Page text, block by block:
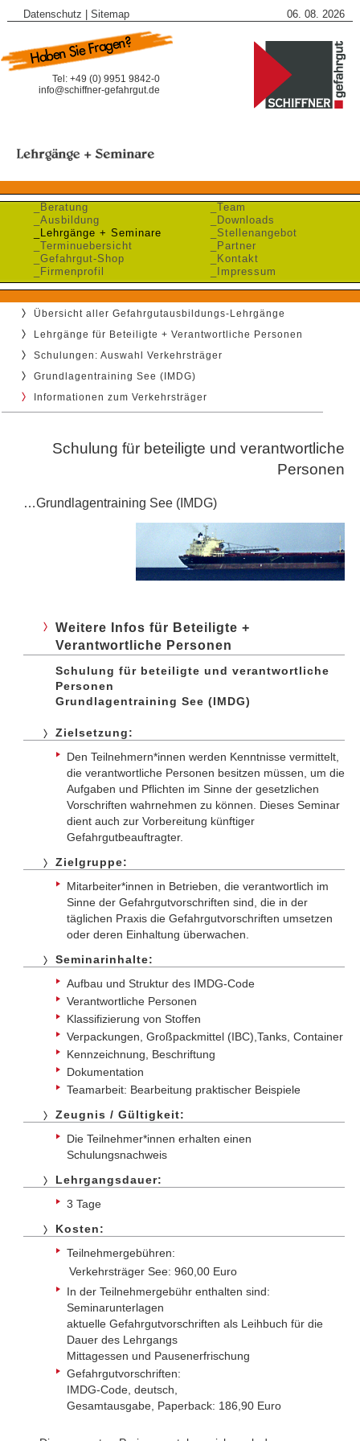
06. 08. 2026
Datenschutz Sitemap
Tel: +49 (0) 9951 9842-0
info@schiffner-gefahrgut.de
_Beratung
_Ausbildung
_Lehrgänge + Seminare
_Terminuebersicht
_Gefahrgut-Shop
_Firmenprofil
_Team
_Downloads
_Stellenangebot
_Partner
_Kontakt
_Impressum
Übersicht aller Gefahrgutausbildungs-Lehrgänge
Lehrgänge für Beteiligte + Verantwortliche Personen
Schulungen: Auswahl Verkehrsträger
Grundlagentraining See (IMDG)
Informationen zum Verkehrsträger
Schulung für beteiligte und verantwortliche
Personen
…Grundlagentraining See (IMDG)
Weitere Infos für Beteiligte +
Verantwortliche Personen
Schulung für beteiligte und verantwortliche
Personen
Grundlagentraining See (IMDG)
Zielsetzung:
Den Teilnehmern*innen werden Kenntnisse vermittelt,
die verantwortliche Personen besitzen müssen, um die
Aufgaben und Pflichten im Sinne der gesetzlichen
Vorschriften wahrnehmen zu können. Dieses Seminar
dient auch zur Vorbereitung künftiger
Gefahrgutbeauftragter.
Zielgruppe:
Mitarbeiter*innen in Betrieben, die verantwortlich im
Sinne der Gefahrgutvorschriften sind, die in der
täglichen Praxis die Gefahrgutvorschriften umsetzen
oder deren Einhaltung überwachen.
Seminarinhalte:
Aufbau und Struktur des IMDG-Code
Verantwortliche Personen
Klassifizierung von Stoffen
Verpackungen, Großpackmittel (IBC),Tanks, Container
Kennzeichnung, Beschriftung
Dokumentation
Teamarbeit: Bearbeitung praktischer Beispiele
Zeugnis / Gültigkeit:
Die Teilnehmer*innen erhalten einen
Schulungsnachweis
Lehrgangsdauer:
3 Tage
Kosten:
Teilnehmergebühren:
Verkehrsträger See: 960,00 Euro
In der Teilnehmergebühr enthalten sind:
Seminarunterlagen
aktuelle Gefahrgutvorschriften als Leihbuch für die
Dauer des Lehrgangs
Mittagessen und Pausenerfrischung
Gefahrgutvorschriften:
IMDG-Code, deutsch,
Gesamtausgabe, Paperback: 186,90 Euro